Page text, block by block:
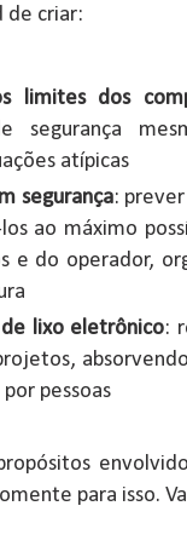
de criar:
limites dos
segurança
atípicas
segurança:
ao máximo
e do operador,
lixo eletrônico:
pessoas
para isso.